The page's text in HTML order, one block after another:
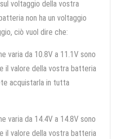
voltaggio della vostra
non ha un voltaggio
ciò vuol dire che:
varia da 10.8V a 11.1V sono
il valore della vostra batteria
acquistarla in tutta
varia da 14.4V a 14.8V sono
il valore della vostra batteria